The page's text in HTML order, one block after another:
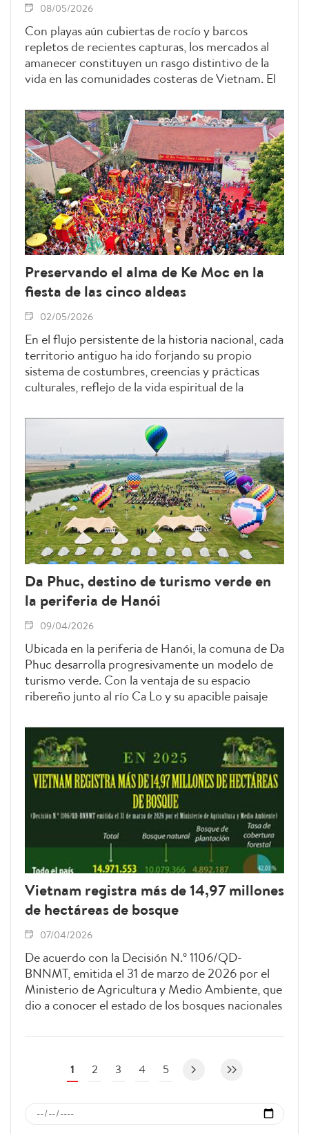
08/05/2026
Con playas aún cubiertas de rocío y barcos
repletos de recientes capturas, los mercados al
amanecer constituyen un rasgo distintivo de la
vida en las comunidades costeras de Vietnam. El
en un espacio rústico pero dinámico, donde cada
jornada se inicia en estrecha sintonía con el mar.
Preservando el alma de Ke Moc en la
fiesta de las cinco aldeas
02/05/2026
En el flujo persistente de la historia nacional, cada
territorio antiguo ha ido forjando su propio
sistema de costumbres, creencias y prácticas
culturales, reflejo de la vida espiritual de la
habitantes de Ke Moc, zona situada en la ribera
sur del río To Lich, al suroeste de la antigua capital
Thang Long, esos valores se condensan de forma
nítida en su fiesta tradicional más representativa:
la festividad de las cinco aldeas Moc, un
patrimonio cultural inmaterial con una fuerte
impronta de la cultura de la capital histórica.
Da Phuc, destino de turismo verde en
la periferia de Hanói
09/04/2026
Ubicada en la periferia de Hanói, la comuna de Da
Phuc desarrolla progresivamente un modelo de
turismo verde. Con la ventaja de su espacio
ribereño junto al río Ca Lo y su apacible paisaje
atractivo para viajes de corta duración, donde los
visitantes puedan descubrir la belleza del campo
del norte de Vietnam, a poca distancia de la
capital.
Vietnam registra más de 14,97 millones
de hectáreas de bosque
07/04/2026
De acuerdo con la Decisión N.º 1106/QD-
BNNMT, emitida el 31 de marzo de 2026 por el
Ministerio de Agricultura y Medio Ambiente, que
dio a conocer el estado de los bosques nacionales
incluidas áreas que no cumplen plenamente los
millones hectáreas. Del total, más de 10 millones
hectáreas corresponden a bosques naturales y
cerca de 4,9 millones a bosques plantados, lo que
sitúa la tasa de cobertura forestal del país en el
1 2 3 4 5